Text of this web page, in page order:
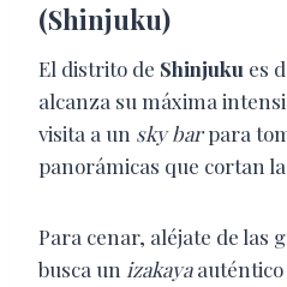
(Shinjuku)
El distrito de Shinjuku es
alcanza su máxima
visita a un sky barpara
panorámicas que cortan
Para cenar, aléjate de las
busca un izakayaauténtico